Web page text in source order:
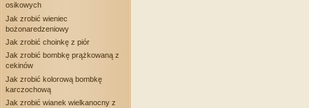
osikowych
Jak zrobić wieniec
bożonaredzeniowy
Jak zrobić choinkę z piór
Jak zrobić bombkę prążkowaną z
cekinów
Jak zrobić kolorową bombkę
karczochową
Jak zrobić wianek wielkanocny z